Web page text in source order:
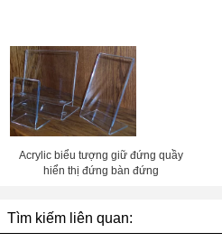
Acrylic biểu tượng giữ đứng quầy
hiển thị đứng bàn đứng
Tìm kiếm liên quan: